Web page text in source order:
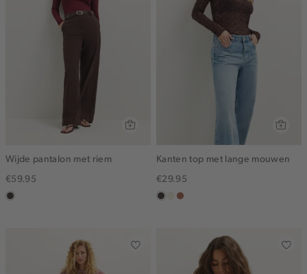
Wijde pantalon met riem
€59.95
choco
Kanten top met lange mouwen
€29.95
choco
ecruterracotta